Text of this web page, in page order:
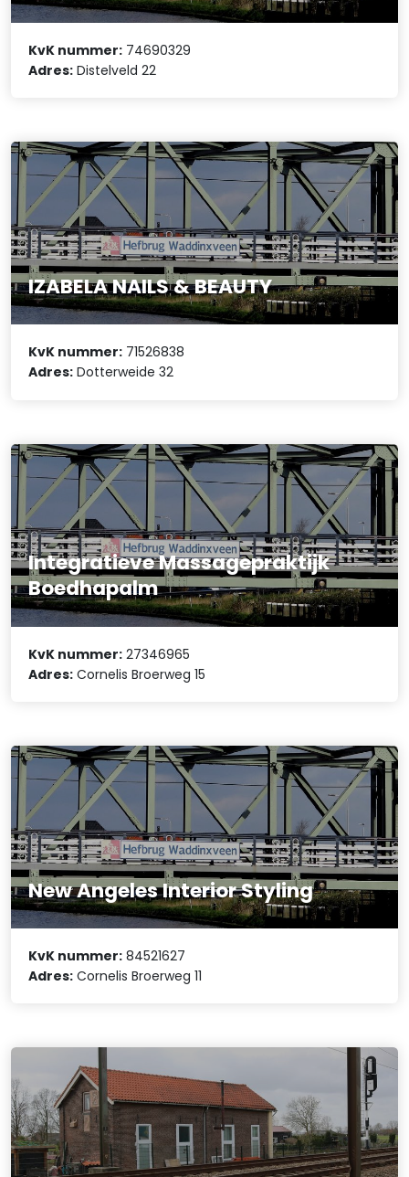
KvK nummer: 74690329
Adres: Distelveld 22
IZABELA NAILS & BEAUTY
KvK nummer: 71526838
Adres: Dotterweide 32
Integratieve Massagepraktijk
Boedhapalm
KvK nummer: 27346965
Adres: Cornelis Broerweg 15
New Angeles Interior Styling
KvK nummer: 84521627
Adres: Cornelis Broerweg 11